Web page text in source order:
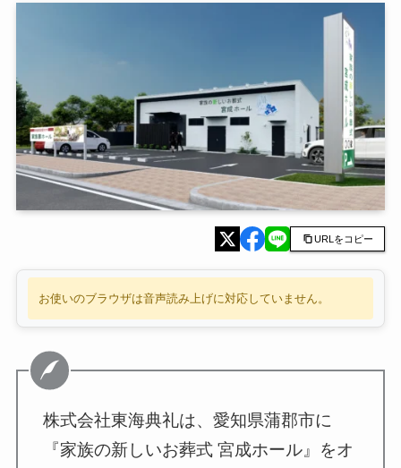
URLをコピー
お使いのブラウザは音声読み上げに対応していません。
株式会社東海典礼は、愛知県蒲郡市に
『家族の新しいお葬式 宮成ホール』をオ